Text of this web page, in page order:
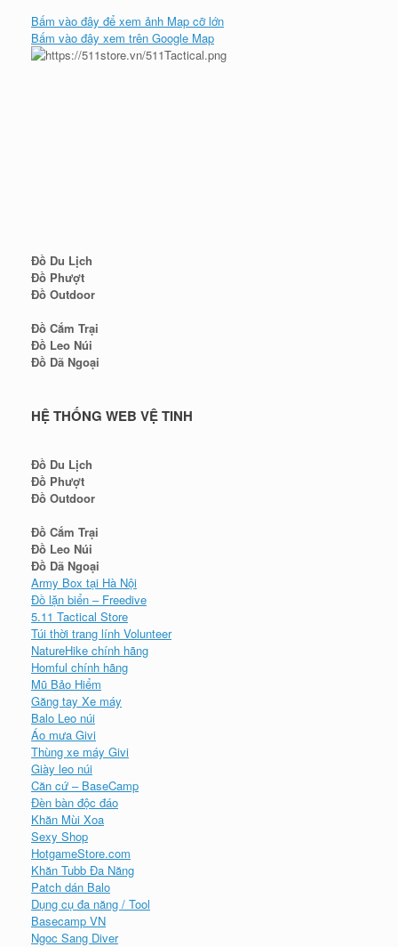
Bấm vào đây để xem ảnh Map cỡ lớn
Bấm vào đây xem trên Google Map
Đồ Du Lịch
Đồ Phượt
Đồ Outdoor
Đồ Cắm Trại
Đồ Leo Núi
Đồ Dã Ngoại
HỆ THỐNG WEB VỆ TINH
Đồ Du Lịch
Đồ Phượt
Đồ Outdoor
Đồ Cắm Trại
Đồ Leo Núi
Đồ Dã Ngoại
Army Box tại Hà Nội
Đồ lặn biển – Freedive
5.11 Tactical Store
Túi thời trang lính Volunteer
NatureHike chính hãng
Homful chính hãng
Mũ Bảo Hiểm
Găng tay Xe máy
Balo Leo núi
Áo mưa Givi
Thùng xe máy Givi
Giày leo núi
Căn cứ – BaseCamp
Đèn bàn độc đáo
Khăn Mùi Xoa
Sexy Shop
HotgameStore.com
Khăn Tubb Đa Năng
Patch dán Balo
Dụng cụ đa năng / Tool
Basecamp VN
Ngoc Sang Diver